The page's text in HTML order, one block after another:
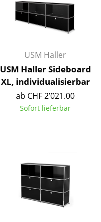
USM Haller
USM Haller Sideboard
XL, individualisierbar
ab CHF 2’021.00
Sofort lieferbar